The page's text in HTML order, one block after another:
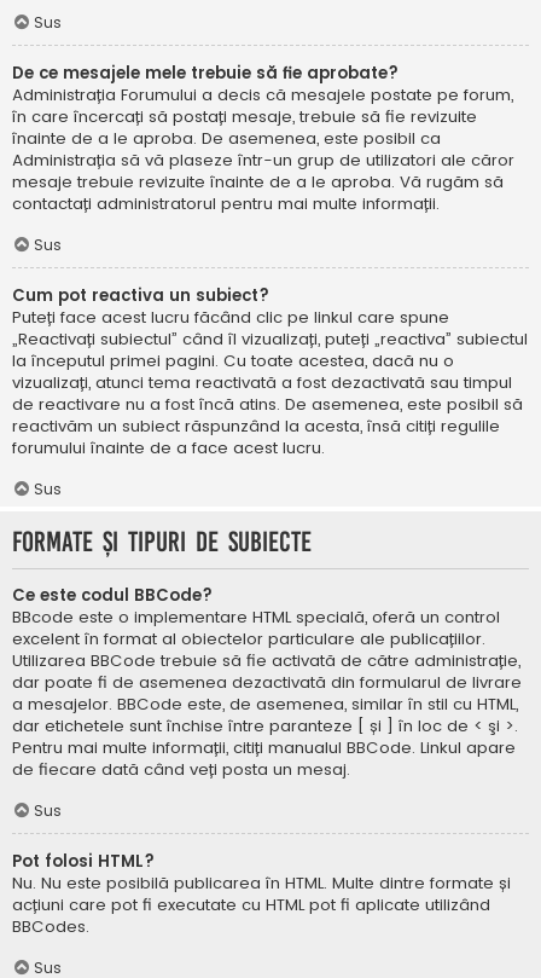
Sus
De ce mesajele mele trebuie să fie aprobate?
Administrația Forumului a decis că mesajele postate pe forum,
în care încercați să postați mesaje, trebuie să fie revizuite
înainte de a le aproba. De asemenea, este posibil ca
Administrația să vă plaseze într-un grup de utilizatori ale căror
mesaje trebuie revizuite înainte de a le aproba. Vă rugăm să
contactați administratorul pentru mai multe informații.
Sus
Cum pot reactiva un subiect?
Puteți face acest lucru făcând clic pe linkul care spune
„Reactivați subiectul” când îl vizualizați, puteți „reactiva” subiectul
la începutul primei pagini. Cu toate acestea, dacă nu o
vizualizați, atunci tema reactivată a fost dezactivată sau timpul
de reactivare nu a fost încă atins. De asemenea, este posibil să
reactivăm un subiect răspunzând la acesta, însă citiți regulile
forumului înainte de a face acest lucru.
Sus
Formate și tipuri de subiecte
Ce este codul BBCode?
BBcode este o implementare HTML specială, oferă un control
excelent în format al obiectelor particulare ale publicațiilor.
Utilizarea BBCode trebuie să fie activată de către administrație,
dar poate fi de asemenea dezactivată din formularul de livrare
a mesajelor. BBCode este, de asemenea, similar în stil cu HTML,
dar etichetele sunt închise între paranteze [ și ] în loc de < şi >.
Pentru mai multe informații, citiți manualul BBCode. Linkul apare
de fiecare dată când veți posta un mesaj.
Sus
Pot folosi HTML?
Nu. Nu este posibilă publicarea în HTML. Multe dintre formate și
acțiuni care pot fi executate cu HTML pot fi aplicate utilizând
BBCodes.
Sus